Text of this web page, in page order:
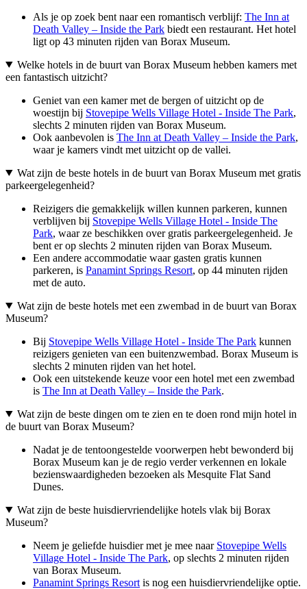
Als je op zoek bent naar een romantisch verblijf: The Inn at
Death Valley – Inside the Park biedt een restaurant. Het hotel
ligt op 43 minuten rijden van Borax Museum.
Welke hotels in de buurt van Borax Museum hebben kamers met
een fantastisch uitzicht?
Geniet van een kamer met de bergen of uitzicht op de
woestijn bij Stovepipe Wells Village Hotel - Inside The Park,
slechts 2 minuten rijden van Borax Museum.
Ook aanbevolen is The Inn at Death Valley – Inside the Park,
waar je kamers vindt met uitzicht op de vallei.
Wat zijn de beste hotels in de buurt van Borax Museum met gratis
parkeergelegenheid?
Reizigers die gemakkelijk willen kunnen parkeren, kunnen
verblijven bij Stovepipe Wells Village Hotel - Inside The
Park, waar ze beschikken over gratis parkeergelegenheid. Je
bent er op slechts 2 minuten rijden van Borax Museum.
Een andere accommodatie waar gasten gratis kunnen
parkeren, is Panamint Springs Resort, op 44 minuten rijden
met de auto.
Wat zijn de beste hotels met een zwembad in de buurt van Borax
Museum?
Bij Stovepipe Wells Village Hotel - Inside The Park kunnen
reizigers genieten van een buitenzwembad. Borax Museum is
slechts 2 minuten rijden van het hotel.
Ook een uitstekende keuze voor een hotel met een zwembad
is The Inn at Death Valley – Inside the Park.
Wat zijn de beste dingen om te zien en te doen rond mijn hotel in
de buurt van Borax Museum?
Nadat je de tentoongestelde voorwerpen hebt bewonderd bij
Borax Museum kan je de regio verder verkennen en lokale
bezienswaardigheden bezoeken als Mesquite Flat Sand
Dunes.
Wat zijn de beste huisdiervriendelijke hotels vlak bij Borax
Museum?
Neem je geliefde huisdier met je mee naar Stovepipe Wells
Village Hotel - Inside The Park, op slechts 2 minuten rijden
van Borax Museum.
Panamint Springs Resort is nog een huisdiervriendelijke optie.